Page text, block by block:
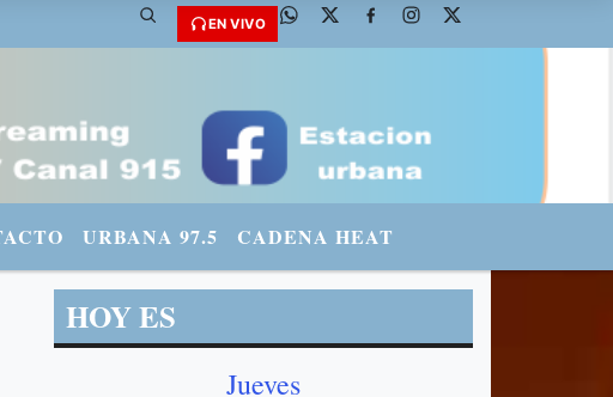
@fmradiourbana - INSTAGRAM: urbanario3 WHATSAPP: 3571569969
EN VIVO
URBANA 97.5 CADENA HEAT
HOY ES
Jueves